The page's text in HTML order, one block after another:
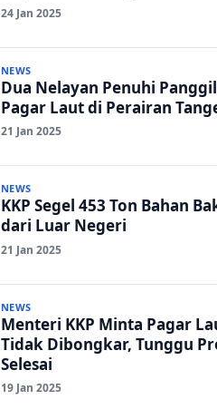
24 Jan 2025
NEWS
Dua Nelayan Penuhi
Pagar Laut di Perairan
21 Jan 2025
NEWS
KKP Segel 453 Ton Bahan
dari Luar Negeri
21 Jan 2025
NEWS
Menteri KKP Minta Pagar
Tidak Dibongkar, Tunggu
Selesai
19 Jan 2025